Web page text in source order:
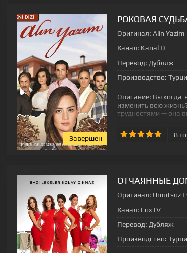
Завершен
РОКОВАЯ
Оригинал: Alin Yazim
Канал: Kanal D
Перевод: Дубляж
Производство:
Описание: Вы когда-
изменить всю
трудностями — она
8
ОТЧАЯННЫЕ
Оригинал: Umutsuz
Канал: FoxTV
Перевод: Дубляж
Производство: